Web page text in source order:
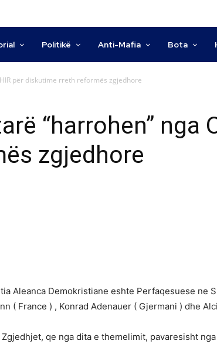
Politikë Anti-Mafia Bota
për diskutime rreth reformës zgjedhore
“harrohen” nga
zgjedhore
Aleanca Demokristiane eshte Perfaqesuese ne
( France ) , Konrad Adenauer ( Gjermani ) dhe
qe nga dita e themelimit, pavaresisht